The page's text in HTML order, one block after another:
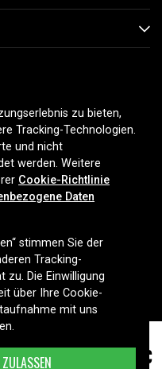
mAh 58,99 €
Nordic AB
zu bieten,
Tracking-Technologien.
und nicht
werden. Weitere
Cookie-Richtlinie
Daten
stimmen Sie der
Tracking-
zu. Die Einwilligung
über Ihre Cookie-
mit uns